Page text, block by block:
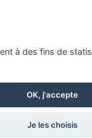
à des fins de
OK, j'accepte
Je les choisis